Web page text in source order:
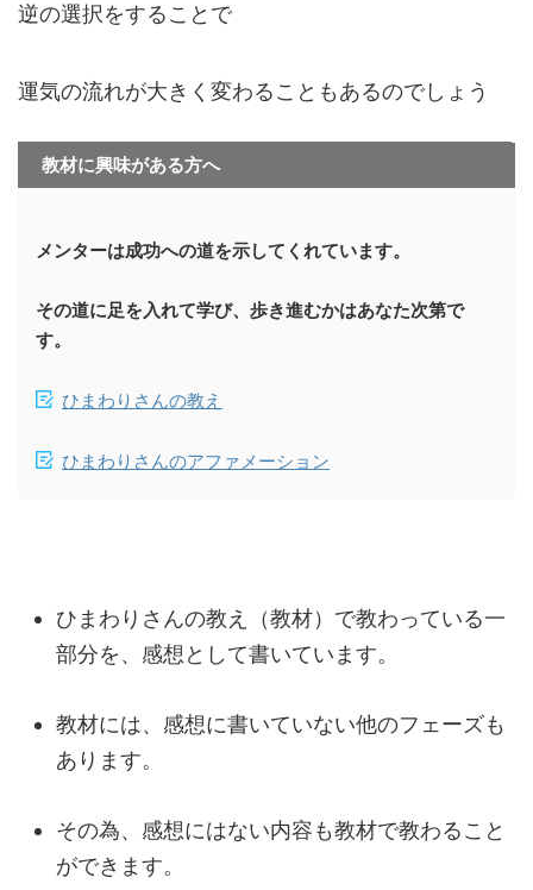
逆の選択をすることで
運気の流れが大きく変わることもあるのでしょう
教材に興味がある方へ
メンターは成功への道を示してくれています。
その道に足を入れて学び、歩き進むかはあなた次第で
す。
ひまわりさんの教え
ひまわりさんのアファメーション
ひまわりさんの教え（教材）で教わっている一
部分を、感想として書いています。
教材には、感想に書いていない他のフェーズも
あります。
その為、感想にはない内容も教材で教わること
ができます。